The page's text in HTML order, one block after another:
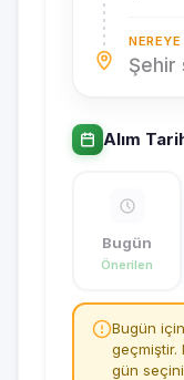
NEREYE
Şehir
Alım
Bugün
Önerilen
Bugün
geçmiştir.
gün